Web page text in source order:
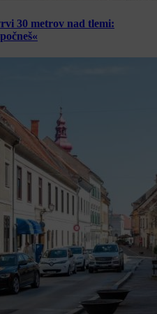
30 metrov nad tlemi: